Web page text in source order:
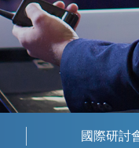
國際研討